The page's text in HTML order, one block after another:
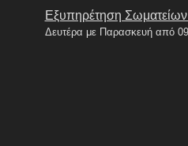
Εξυπηρέτηση Σωματείων
Δευτέρα με Παρασκευή από